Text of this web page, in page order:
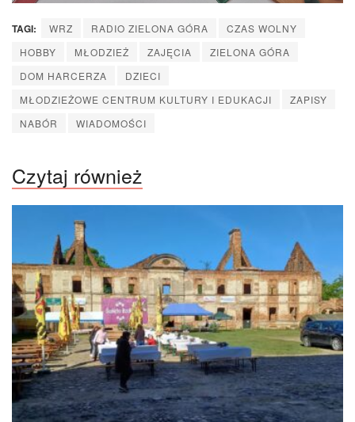
TAGI: WRZ RADIO ZIELONA GÓRA
CZAS WOLNY
HOBBY
MŁODZIEŻ ZAJĘCIA
ZIELONA GÓRA
DOM HARCERZA
DZIECI
MŁODZIEŻOWE CENTRUM KULTURY I EDUKACJI
ZAPISY
NABÓR
WIADOMOŚCI
Czytaj również